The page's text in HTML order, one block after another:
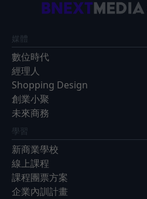
媒體
數位時代
經理人
Shopping Design
創業小聚
未來商務
學習
新商業學校
線上課程
課程團票方案
企業內訓計畫